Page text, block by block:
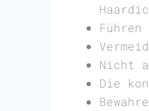
Nicht
Die